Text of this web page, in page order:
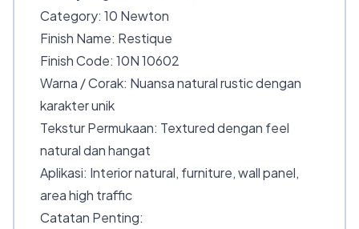
Category: 10 Newton
Finish Name: Restique
Finish Code: 10N 10602
Warna / Corak: Nuansa natural rustic dengan
karakter unik
Tekstur Permukaan: Textured dengan feel
natural dan hangat
Aplikasi: Interior natural, furniture, wall panel,
area high traffic
Catatan Penting: